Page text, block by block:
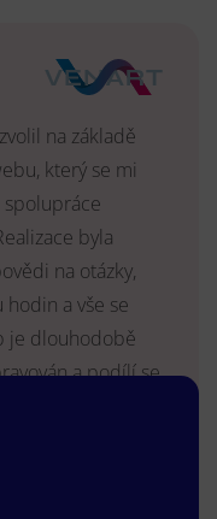
na základě
který se mi
byla
na otázky,
hodin a vše se
je dlouhodobě
a podílí se